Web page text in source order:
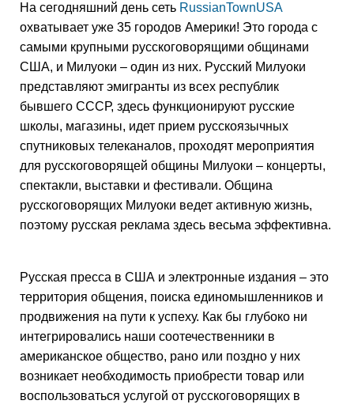
На сегодняшний день сеть RussianTownUSA
охватывает уже 35 городов Америки! Это города с
самыми крупными русскоговорящими общинами
США, и Милуоки – один из них. Русский Милуоки
представляют эмигранты из всех республик
бывшего СССР, здесь функционируют русские
школы, магазины, идет прием русскоязычных
спутниковых телеканалов, проходят мероприятия
для русскоговорящей общины Милуоки – концерты,
спектакли, выставки и фестивали. Община
русскоговорящих Милуоки ведет активную жизнь,
поэтому русская реклама здесь весьма эффективна.
Русская пресса в США и электронные издания – это
территория общения, поиска единомышленников и
продвижения на пути к успеху. Как бы глубоко ни
интегрировались наши соотечественники в
американское общество, рано или поздно у них
возникает необходимость приобрести товар или
воспользоваться услугой от русскоговорящих в